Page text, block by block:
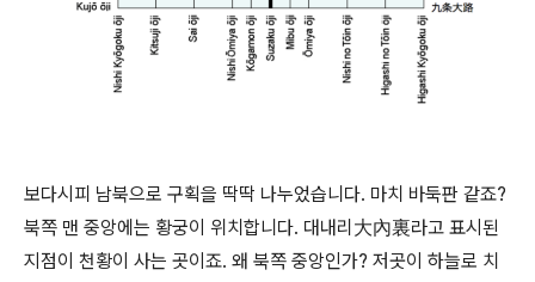
보다시피 남북으로 구획을 딱딱 나누었습니다. 마치 바둑판 같죠?
북쪽 맨 중앙에는 황궁이 위치합니다. 대내리大內裏라고 표시된
지점이 천황이 사는 곳이죠. 왜 북쪽 중앙인가? 저곳이 하늘로 치